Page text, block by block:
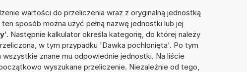
wartości do przeliczenia wraz z oryginalną jednostką
sposób można użyć pełną nazwę jednostki lub jej
'. Następnie kalkulator określa kategorię, do której należy
w tym przypadku 'Dawka pochłonięta'. Po tym
znane mu odpowiednie jednostki. Na liście
wyszukane przeliczenie. Niezależnie od tego,